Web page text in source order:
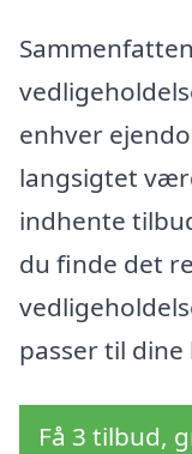
enhver
langsigtet
indhente
du finde det
passer til
Få 3 tilbud,